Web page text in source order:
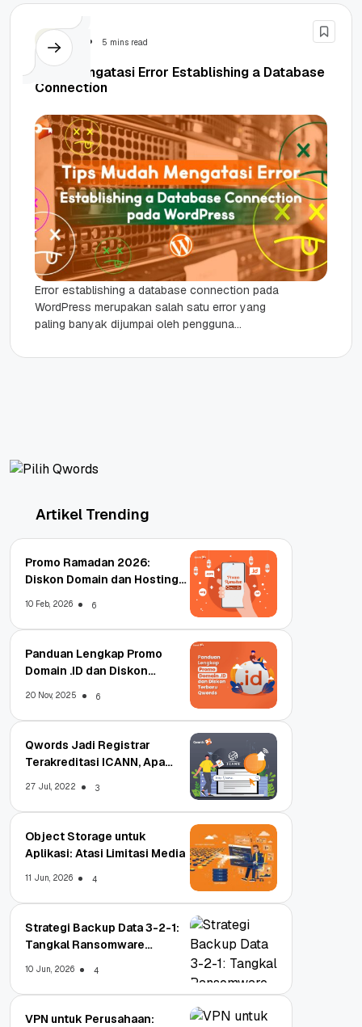
Tutorial 5 mins read
Cara Mengatasi Error Establishing a Database
Connection
Error establishing a database connection pada
WordPress merupakan salah satu error yang
paling banyak dijumpai oleh pengguna
tidak perlu...
Artikel Trending
Promo Ramadan 2026:
Diskon Domain dan Hosting
10 Feb, 2026 6
Panduan Lengkap Promo
Domain .ID dan Diskon
20 Nov, 2025 6
Qwords Jadi Registrar
Terakreditasi ICANN, Apa
27 Jul, 2022 3
Object Storage untuk
Aplikasi: Atasi Limitasi Media
11 Jun, 2026 4
Strategi Backup Data 3-2-1:
Tangkal Ransomware
10 Jun, 2026 4
VPN untuk Perusahaan: